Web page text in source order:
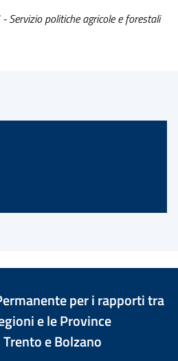
politiche agricole e forestali
per i rapporti tra
e le Province
e Bolzano